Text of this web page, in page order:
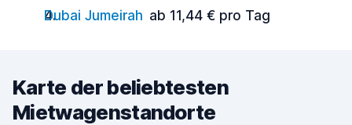
Dubai Jumeirah ab 11,44 € pro Tag
Karte der beliebtesten
Mietwagenstandorte